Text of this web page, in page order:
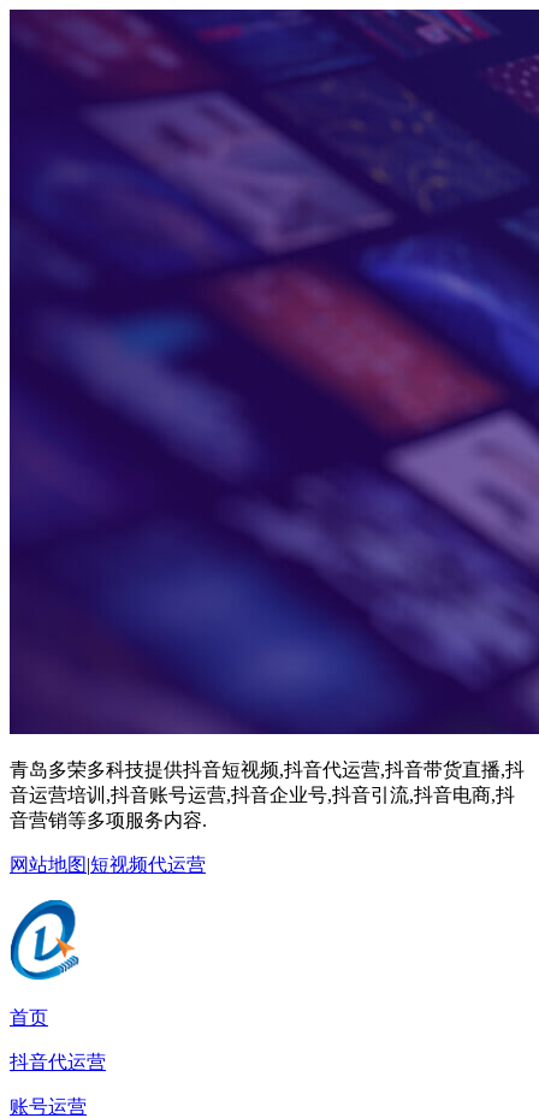
青岛多荣多科技提供抖音短视频,抖音代运营,抖音带货直播,抖
音运营培训,抖音账号运营,抖音企业号,抖音引流,抖音电商,抖
音营销等多项服务内容.
网站地图|短视频代运营
首页
抖音代运营
账号运营